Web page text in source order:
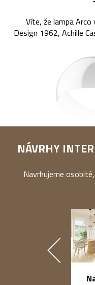
Víte, že lampa Arco
Design 1962, Achille
NÁVRHY
Navrhujeme